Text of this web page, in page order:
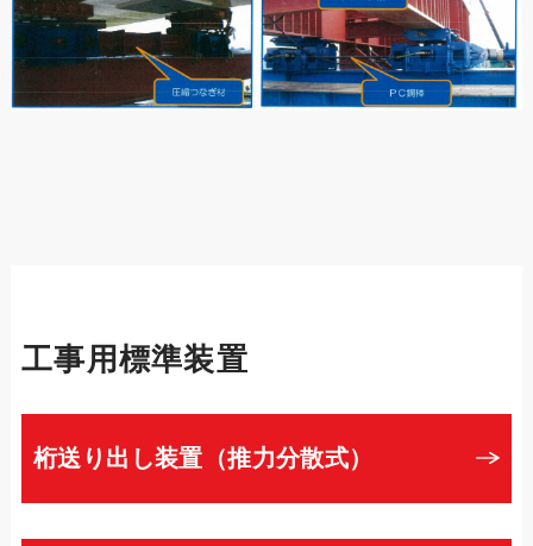
工事用標準装置
桁送り出し装置（推力分散式）